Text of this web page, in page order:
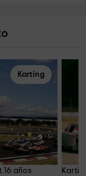
Karting
16 años